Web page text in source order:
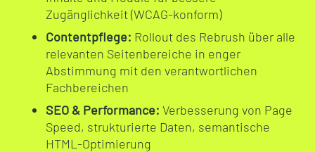
Zugänglichkeit (WCAG-konform)
Contentpflege: Rollout des Rebrush über alle
relevanten Seitenbereiche in enger
Abstimmung mit den verantwortlichen
Fachbereichen
SEO & Performance: Verbesserung von Page
Speed, strukturierte Daten, semantische
HTML-Optimierung